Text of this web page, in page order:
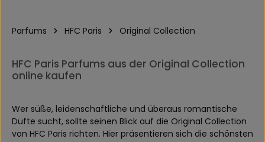
Parfums HFC Paris Original Collection
HFC Paris Parfums aus der Original Collection
online kaufen
Wer süße, leidenschaftliche und überaus romantische
Düfte sucht, sollte seinen Blick auf die Original Collection
von HFC Paris richten. Hier präsentieren sich die schönsten